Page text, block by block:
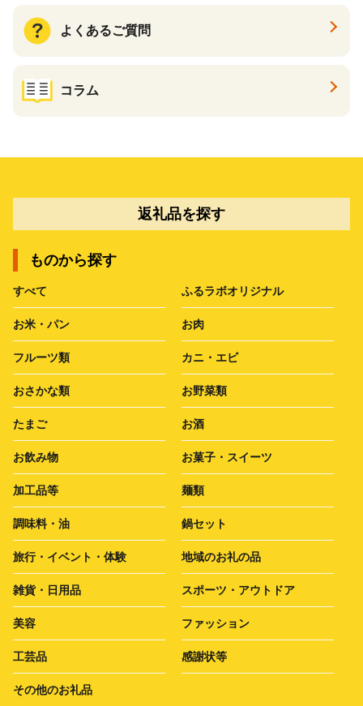
よくあるご質問
コラム
返礼品を探す
ものから探す
すべて ふるラボオリジナル
お米・パン お肉
フルーツ類 カニ・エビ
おさかな類 お野菜類
たまご お酒
お飲み物 お菓子・スイーツ
加工品等 麺類
調味料・油 鍋セット
旅行・イベント・体験 地域のお礼の品
雑貨・日用品 スポーツ・アウトドア
美容 ファッション
工芸品 感謝状等
その他のお礼品